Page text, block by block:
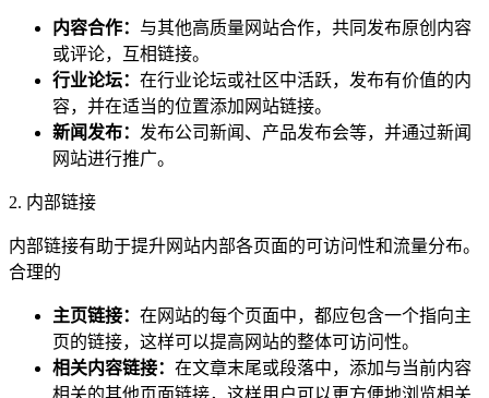
内容合作： 与其他高质量网站合作，共同发布原创内容
或评论，互相链接。
行业论坛： 在行业论坛或社区中活跃，发布有价值的内
容，并在适当的位置添加网站链接。
新闻发布： 发布公司新闻、产品发布会等，并通过新闻
网站进行推广。
2. 内部链接
内部链接有助于提升网站内部各页面的可访问性和流量分布。
合理的
主页链接： 在网站的每个页面中，都应包含一个指向主
页的链接，这样可以提高网站的整体可访问性。
相关内容链接： 在文章末尾或段落中，添加与当前内容
相关的其他页面链接，这样用户可以更方便地浏览相关